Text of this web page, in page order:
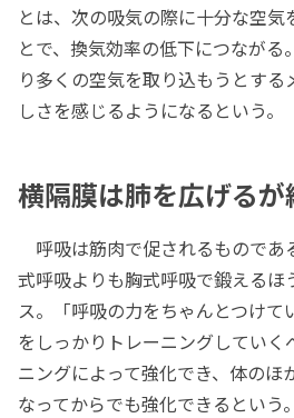
とは、次の吸気の際に十分な空
とで、換気効率の低下につながる
り多くの空気を取り込もうとす
しさを感じるようになるという。
横隔膜は肺を広げるが
呼吸は筋肉で促されるものであ
式呼吸よりも胸式呼吸で鍛えるほ
ス。「呼吸の力をちゃんとつけて
をしっかりトレーニングしていく
ニングによって強化でき、体のほ
なってからでも強化できるという。